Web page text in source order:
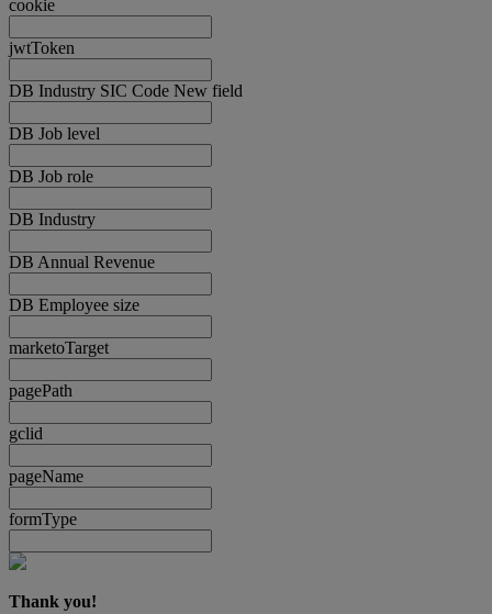
cookie
jwtToken
DB Industry SIC Code New field
DB Job level
DB Job role
DB Industry
DB Annual Revenue
DB Employee size
marketoTarget
pagePath
gclid
pageName
formType
Thank you!